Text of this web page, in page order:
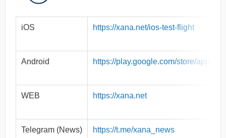
iOS https://xana.net/ios-test-flight
Android https://play.google.com/store/apps/
WEB https://xana.net
Telegram (News) https://t.me/xana_news